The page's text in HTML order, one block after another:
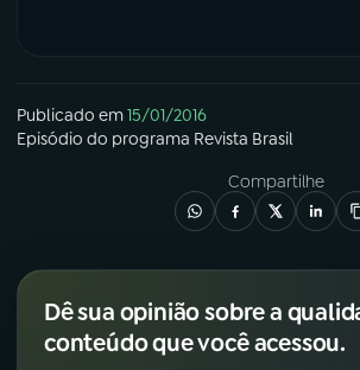
Publicado em15/01/2016
Episódio do programa Revista Brasil
Compartilhe
Dê sua opinião sobre a
conteúdo que você acessou.